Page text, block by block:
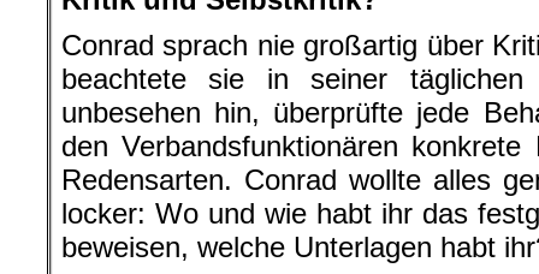
Conrad sprach nie großartig über
beachtete sie in seiner
unbesehen hin, überprüfte jede
den Verbandsfunktionären
Redensarten. Conrad wollte alles
locker: Wo und wie habt ihr das
beweisen, welche Unterlagen habt